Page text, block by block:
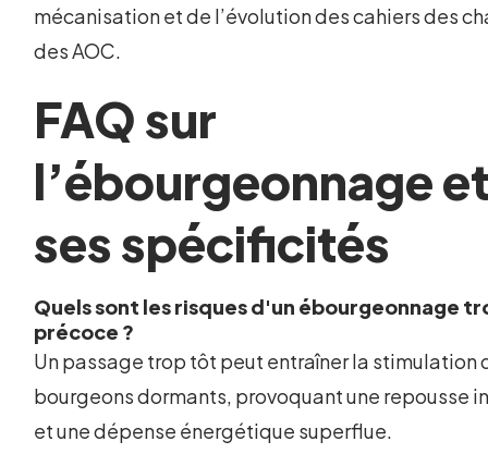
mécanisation et de l’évolution des cahiers des
des AOC.
FAQ sur
l’ébourgeonnage
ses spécificités
Quels sont les risques d'un ébourgeonnage
précoce ?
Un passage trop tôt peut entraîner la stimulation
bourgeons dormants, provoquant une repousse
et une dépense énergétique superflue.